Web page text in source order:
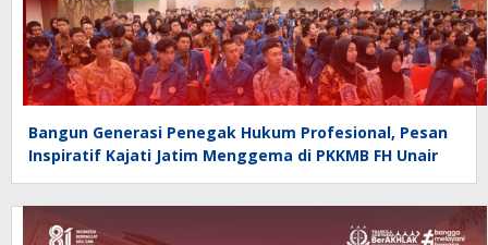
Bangun Generasi Penegak Hukum Profesional, Pesan
Inspiratif Kajati Jatim Menggema di PKKMB FH Unair